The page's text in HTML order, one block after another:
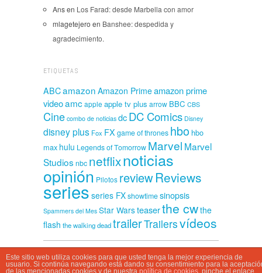
Ansen Los Farad: desde Marbella con amor
mlagetejero en Banshee: despedida y
agradecimiento.
ETIQUETAS
ABCamazon Amazon Primeamazon prime
videoamcapple apple tv plus arrow BBC CBS
Cine combo de noticias dcDC Comics Disney
disney plus Fox FX game of thrones hbo hbo
max hulu Legends of Tomorrow Marvel Marvel
Studios nbc netflixnoticias
opinión Pilotos reviewReviews
series series FXshowtimesinopsis
Spammers del Mes Star Warsteaserthe cwthe
flash the walking deadtrailerTrailersvídeos
CasaSpammer © 2026
Este sitio web utiliza cookies para que usted tenga la mejor experiencia de
usuario. Si continúa navegando está dando su consentimiento para la
de las mencionadas cookies y de nuestra política de cookies , pinche el enlace